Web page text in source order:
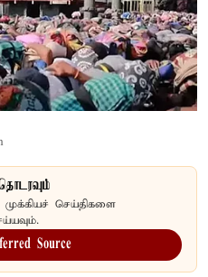
முக்கியச் செய்திகளை
Source